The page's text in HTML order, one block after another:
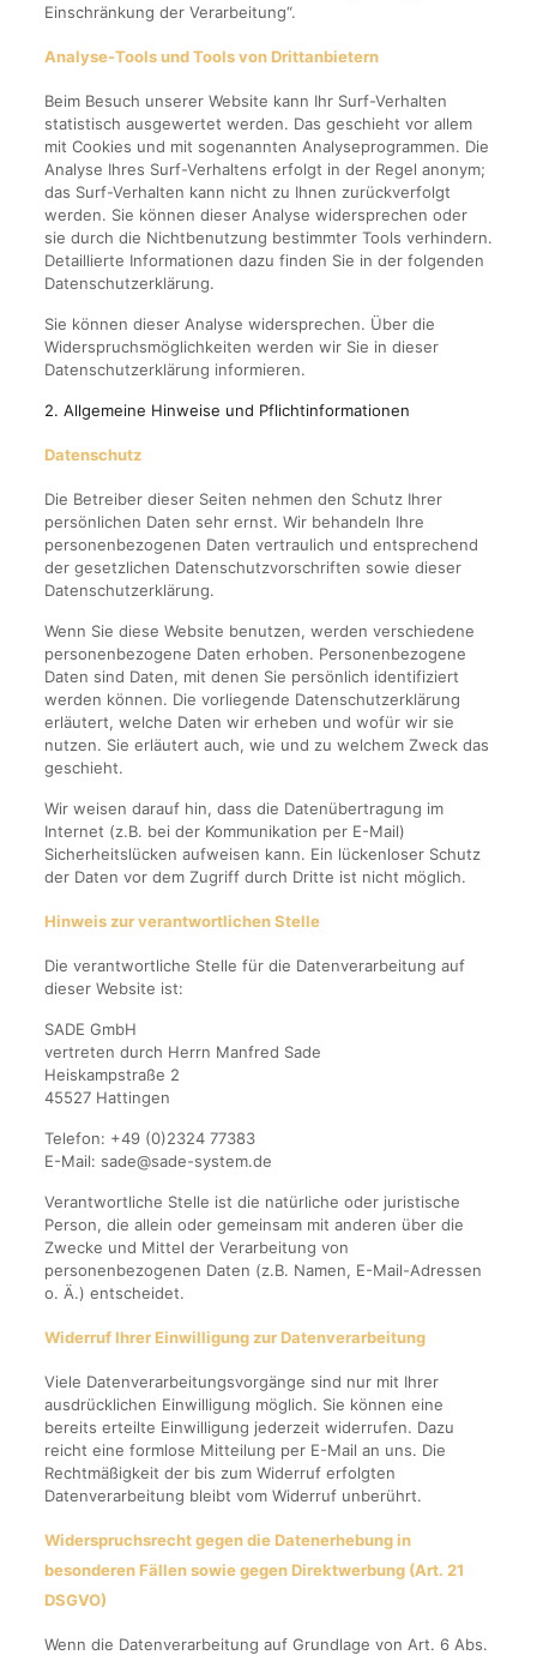
Einschränkung der Verarbeitung“.
Analyse-Tools und Tools von Drittanbietern
Beim Besuch unserer Website kann Ihr Surf-Verhalten
statistisch ausgewertet werden. Das geschieht vor allem
mit Cookies und mit sogenannten Analyseprogrammen. Die
Analyse Ihres Surf-Verhaltens erfolgt in der Regel anonym;
das Surf-Verhalten kann nicht zu Ihnen zurückverfolgt
werden. Sie können dieser Analyse widersprechen oder
sie durch die Nichtbenutzung bestimmter Tools verhindern.
Detaillierte Informationen dazu finden Sie in der folgenden
Datenschutzerklärung.
Sie können dieser Analyse widersprechen. Über die
Widerspruchsmöglichkeiten werden wir Sie in dieser
Datenschutzerklärung informieren.
2. Allgemeine Hinweise und Pflichtinformationen
Datenschutz
Die Betreiber dieser Seiten nehmen den Schutz Ihrer
persönlichen Daten sehr ernst. Wir behandeln Ihre
personenbezogenen Daten vertraulich und entsprechend
der gesetzlichen Datenschutzvorschriften sowie dieser
Datenschutzerklärung.
Wenn Sie diese Website benutzen, werden verschiedene
personenbezogene Daten erhoben. Personenbezogene
Daten sind Daten, mit denen Sie persönlich identifiziert
werden können. Die vorliegende Datenschutzerklärung
erläutert, welche Daten wir erheben und wofür wir sie
nutzen. Sie erläutert auch, wie und zu welchem Zweck das
geschieht.
Wir weisen darauf hin, dass die Datenübertragung im
Internet (z.B. bei der Kommunikation per E-Mail)
Sicherheitslücken aufweisen kann. Ein lückenloser Schutz
der Daten vor dem Zugriff durch Dritte ist nicht möglich.
Hinweis zur verantwortlichen Stelle
Die verantwortliche Stelle für die Datenverarbeitung auf
dieser Website ist:
SADE GmbH
vertreten durch Herrn Manfred Sade
Heiskampstraße 2
45527 Hattingen
Telefon: +49 (0)2324 77383
E-Mail: sade@sade-system.de
Verantwortliche Stelle ist die natürliche oder juristische
Person, die allein oder gemeinsam mit anderen über die
Zwecke und Mittel der Verarbeitung von
personenbezogenen Daten (z.B. Namen, E-Mail-Adressen
o. Ä.) entscheidet.
Widerruf Ihrer Einwilligung zur Datenverarbeitung
Viele Datenverarbeitungsvorgänge sind nur mit Ihrer
ausdrücklichen Einwilligung möglich. Sie können eine
bereits erteilte Einwilligung jederzeit widerrufen. Dazu
reicht eine formlose Mitteilung per E-Mail an uns. Die
Rechtmäßigkeit der bis zum Widerruf erfolgten
Datenverarbeitung bleibt vom Widerruf unberührt.
Widerspruchsrecht gegen die Datenerhebung in
besonderen Fällen sowie gegen Direktwerbung (Art. 21
DSGVO)
Wenn die Datenverarbeitung auf Grundlage von Art. 6 Abs.